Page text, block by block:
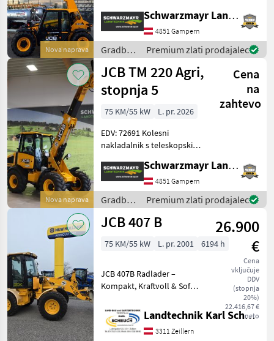
Nova naprava
tone - z višino dviga 6, 0
metra - s 4-valjnim
motorjem JCB Dieselmax
Common Rail (do
Schwarzmayr Landtechnik GmbH - Gampern
4851 Gampern
Gradbeni
stroji /
JCB
Premium zlati prodajalec
Nova naprava
JCB TM 220 Agri,
stopnja 5
Cena
na
zahtevo
75 KM/55 kW
L. pr. 2026
EDV: 72691 Kolesni
nakladalnik s teleskopskim
krmiljenjem - z višino dviga:
4.358 mm - z nosilnostjo:
2.200 kg - z zaprto kabino z
zaščitno k
Schwarzmayr Landtechnik GmbH - Gampern
4851 Gampern
Gradbeni
stroji /
JCB
Premium zlati prodajalec
JCB 407 B
26.900
€
Cena
vključuje
DDV
(stopnja
20%)
22.416,67 €
neto
75 KM/55 kW L. pr. 2001 6194 h
JCB 407B Radlader –
Kompakt, Kraftvoll & Sofort
eine zuverlässige
Arbeitsmaschine für Hof,
Baustelle oder Garten-
Landtechnik Karl Scheuch
3311 Zeillern